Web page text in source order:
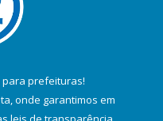
para prefeituras!
onde garantimos em